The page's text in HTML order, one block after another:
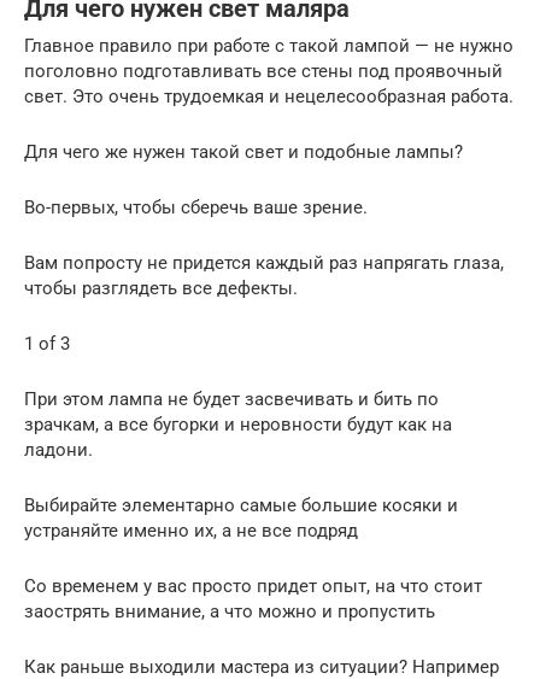
Для чего нужен свет маляра
Главное правило при работе с такой лампой — не нужно
поголовно подготавливать все стены под проявочный
свет. Это очень трудоемкая и нецелесообразная работа.
Для чего же нужен такой свет и подобные лампы?
Во-первых, чтобы сберечь ваше зрение.
Вам попросту не придется каждый раз напрягать глаза,
чтобы разглядеть все дефекты.
1 of 3
При этом лампа не будет засвечивать и бить по
зрачкам, а все бугорки и неровности будут как на
ладони.
Выбирайте элементарно самые большие косяки и
устраняйте именно их, а не все подряд
Со временем у вас просто придет опыт, на что стоит
заострять внимание, а что можно и пропустить
Как раньше выходили мастера из ситуации? Например